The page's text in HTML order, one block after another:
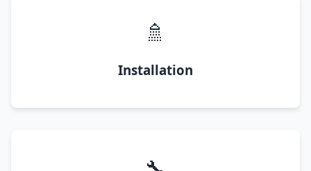
🚿
Installation